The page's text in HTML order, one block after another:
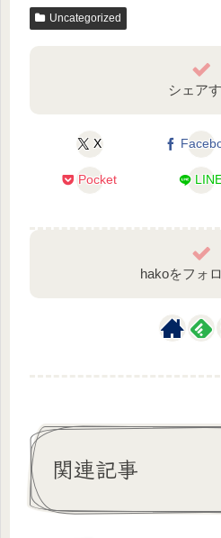
Uncategorized
シェア
X
Pocket
hakoをフォ
関連記事